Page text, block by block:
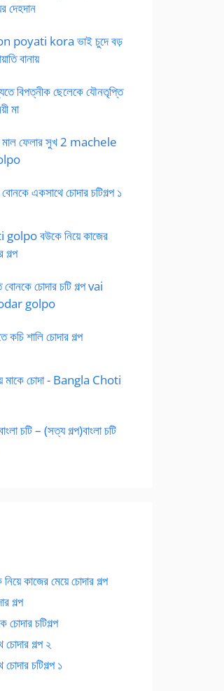
দেহদান
poyati kora ভাই চুদে বড়
বানায়
বিপত্নীক ছেলেকে যৌনতৃপ্তি
মা
মাল ফেলার সুখ 2 machele
বোনকে একসাথে চোদার চটিগল্প ১
বউকে নিয়ে কাজের
গল্প
বোনকে চোদার চটি গল্প vai
golpo
কচি শালি চোদার গল্প
মাকে চোদা - Bangla Choti
চটি – (সত্য গল্প)বাংলা চটি
কাজের মেয়ে চোদার গল্প
গল্প
চোদার চটিগল্প
গল্প ২
চটিগল্প ১